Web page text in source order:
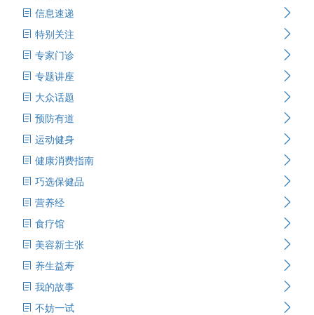
信息速递
特别关注
专家门诊
专题讲座
大众话题
预防有道
运动健身
健康消费指南
巧选保健品
营养经
食疗馆
美容新主张
养生益寿
我的故事
不妨一试